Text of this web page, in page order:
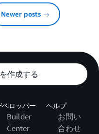
Newer posts →
作成する
ベロッパー
Builder
Center
ヘルプ
お問い
合わせ